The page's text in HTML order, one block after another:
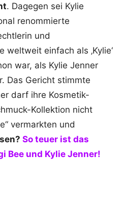
. Dagegen sei Kylie
renommierte
und
einfach als ‚Kylie‘
war, als Kylie Jenner
Das Gericht stimmte
darf ihre Kosmetik-
Kollektion nicht
vermarkten und
So teuer ist das
Bee und Kylie Jenner!